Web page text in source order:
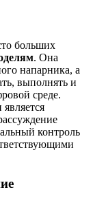
больших
. Она
напарника, а
выполнять и
среде.
контроль